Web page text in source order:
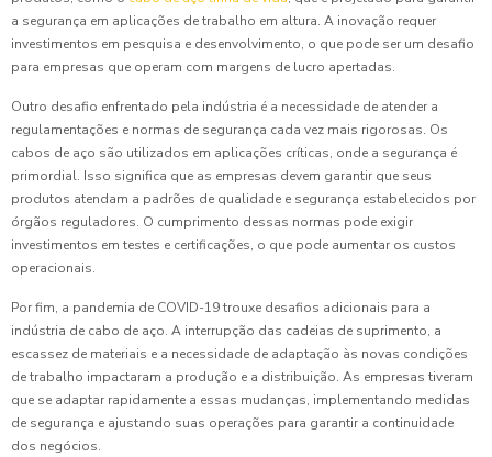
a segurança em aplicações de trabalho em altura. A inovação requer
investimentos em pesquisa e desenvolvimento, o que pode ser um desafio
para empresas que operam com margens de lucro apertadas.
Outro desafio enfrentado pela indústria é a necessidade de atender a
regulamentações e normas de segurança cada vez mais rigorosas. Os
cabos de aço são utilizados em aplicações críticas, onde a segurança é
primordial. Isso significa que as empresas devem garantir que seus
produtos atendam a padrões de qualidade e segurança estabelecidos por
órgãos reguladores. O cumprimento dessas normas pode exigir
investimentos em testes e certificações, o que pode aumentar os custos
operacionais.
Por fim, a pandemia de COVID-19 trouxe desafios adicionais para a
indústria de cabo de aço. A interrupção das cadeias de suprimento, a
escassez de materiais e a necessidade de adaptação às novas condições
de trabalho impactaram a produção e a distribuição. As empresas tiveram
que se adaptar rapidamente a essas mudanças, implementando medidas
de segurança e ajustando suas operações para garantir a continuidade
dos negócios.